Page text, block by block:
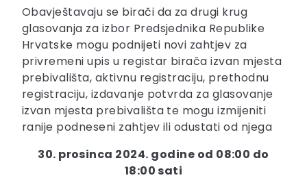
Obavještavaju se birači da za drugi krug
glasovanja za izbor Predsjednika Republike
Hrvatske mogu podnijeti novi zahtjev za
privremeni upis u registar birača izvan mjesta
prebivališta, aktivnu registraciju, prethodnu
registraciju, izdavanje potvrda za glasovanje
izvan mjesta prebivališta te mogu izmijeniti
ranije podneseni zahtjev ili odustati od njega
30. prosinca 2024. godine od 08:00 do
18:00 sati